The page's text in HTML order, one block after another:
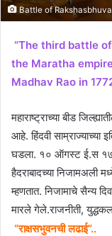
Battle of
“The third battle
the Maratha
Madhav Rao in
महाराष्ट्राच्या बीड
आहे. हिंदवी साम्राज्याच्या
घडला. १० ऑगस्ट ई.स
हैदराबादच्या निजामअली
म्हणतात. निजामाचे सैन्य
मारले गेले.राजनीती,
“राक्षसभुवनची लढाई”..